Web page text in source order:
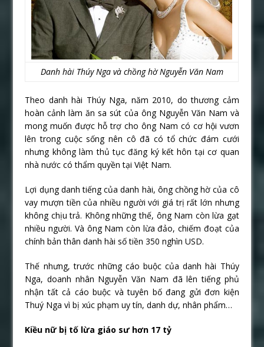
Danh hài Thúy Nga và chồng hờ Nguyễn Văn Nam
Theo danh hài Thúy Nga, năm 2010, do thương cảm
hoàn cảnh làm ăn sa sút của ông Nguyễn Văn Nam và
mong muốn được hỗ trợ cho ông Nam có cơ hội vươn
lên trong cuộc sống nên cô đã có tổ chức đám cưới
nhưng không làm thủ tục đăng ký kết hôn tại cơ quan
nhà nước có thẩm quyền tại Việt Nam.
Lợi dụng danh tiếng của danh hài, ông chồng hờ của cô
vay mượn tiền của nhiều người với giá trị rất lớn nhưng
không chịu trả. Không những thế, ông Nam còn lừa gạt
nhiều người. Và ông Nam còn lừa đảo, chiếm đoạt của
chính bản thân danh hài số tiền 350 nghìn USD.
Thế nhưng, trước những cáo buộc của danh hài Thúy
Nga, doanh nhân Nguyễn Văn Nam đã lên tiếng phủ
nhận tất cả cáo buộc và tuyên bố đang gửi đơn kiện
Thuý Nga vì bị xúc phạm uy tín, danh dự, nhân phẩm…
Kiều nữ bị tố lừa giáo sư hơn 17 tỷ